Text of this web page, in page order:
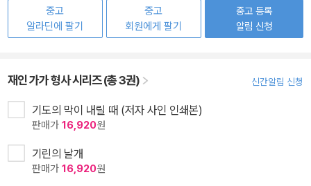
중고
알라딘에 팔기
중고
회원에게 팔기
중고 등록
알림 신청
재인 가가 형사 시리즈 (총 3권) 신간알림 신청
기도의 막이 내릴 때 (저자 사인 인쇄본)
판매가 16,920원
기린의 날개
판매가 16,920원